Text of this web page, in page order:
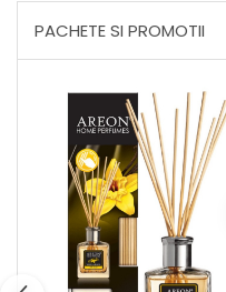
PACHETE SI PROMOTII